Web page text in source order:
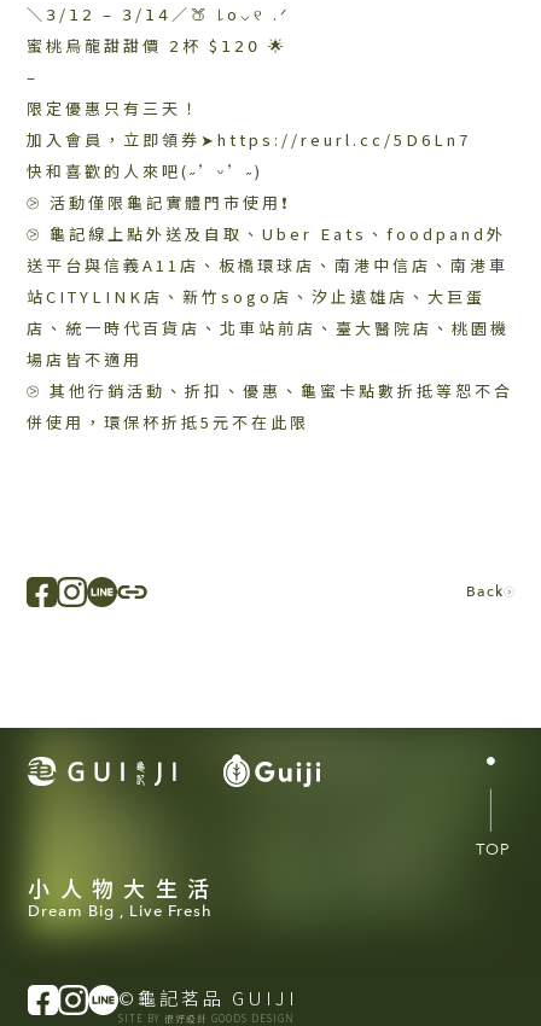
＼𝟥/𝟣𝟤 – 𝟥/𝟣𝟦／🍑 ꒒o⌵୧ .ᐟ
蜜桃烏龍甜甜價 𝟤杯 $𝟣𝟤𝟢 🌟
–
限定優惠只有三天！
加入會員，立即領券➤https://reurl.cc/5D6Ln7
快和喜歡的人來吧(˶’ᵕ’˶)
⧁ 活動僅限龜記實體門市使用❗
⧁ 龜記線上點外送及自取、Uber Eats、foodpand外
送平台與信義A11店、板橋環球店、南港中信店、南港車
站CITYLINK店、新竹sogo店、汐止遠雄店、大巨蛋
店、統一時代百貨店、北車站前店、臺大醫院店、桃園機
場店皆不適用
⧁ 其他行銷活動、折扣、優惠、龜蜜卡點數折抵等恕不合
併使用，環保杯折抵5元不在此限
Back
小人物大生活
Dream Big , Live Fresh
©龜記茗品 GUIJI
SITE BY 很好設計 GOODS DESIGN
TOP